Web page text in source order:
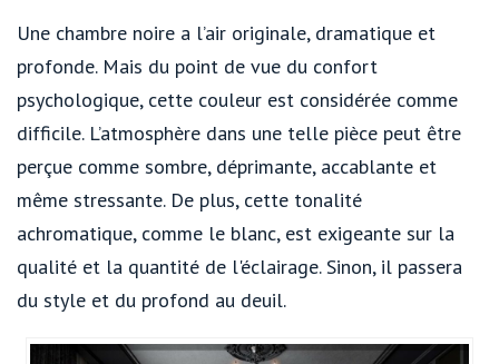
Une chambre noire a l’air originale, dramatique et
profonde. Mais du point de vue du confort
psychologique, cette couleur est considérée comme
difficile. L’atmosphère dans une telle pièce peut être
perçue comme sombre, déprimante, accablante et
même stressante. De plus, cette tonalité
achromatique, comme le blanc, est exigeante sur la
qualité et la quantité de l'éclairage. Sinon, il passera
du style et du profond au deuil.